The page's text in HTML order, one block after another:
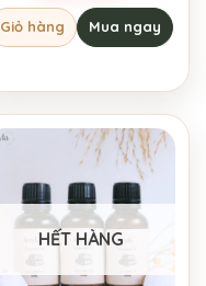
Giỏ hàng Mua ngay
HẾT HÀNG